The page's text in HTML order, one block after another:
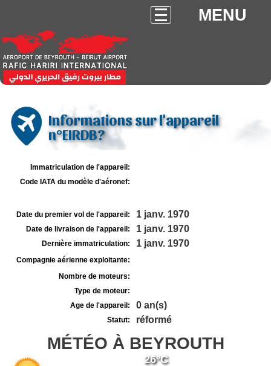
MENU
Informations sur l'appareil
n°EIRDB?
Immatriculation de l'appareil:
Code IATA du modèle d'aéronef:
Date du premier vol de l'appareil: 1 janv. 1970
Date de livraison de l'appareil: 1 janv. 1970
Dernière immatriculation: 1 janv. 1970
Compagnie aérienne exploitante:
Nombre de moteurs:
Type de moteur:
Age de l'appareil:
0 an(s)
Statut: réformé
MÉTÉO À BEYROUTH
26°C